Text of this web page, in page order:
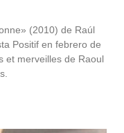
(2010) de Raúl
Positif en febrero de
et merveilles de Raoul